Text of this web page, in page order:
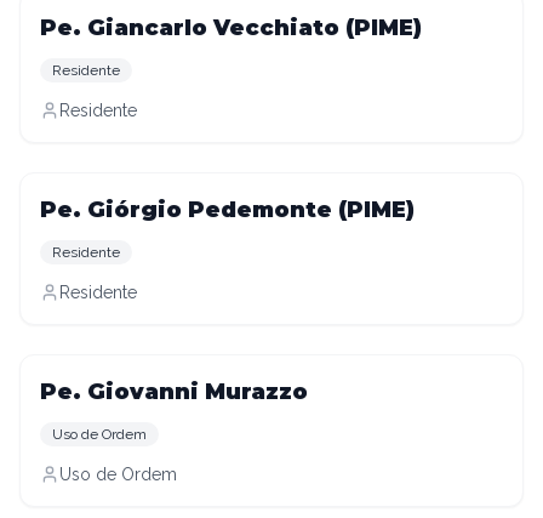
Pe. Giancarlo Vecchiato (PIME)
Residente
Residente
Pe. Giórgio Pedemonte (PIME)
Residente
Residente
Pe. Giovanni Murazzo
Uso de Ordem
Uso de Ordem